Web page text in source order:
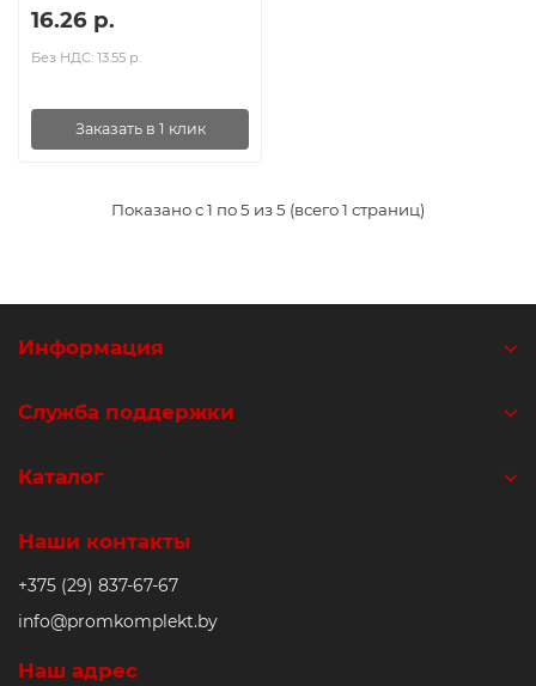
16.26 р.
Без НДС: 13.55 р.
Заказать в 1 клик
Показано с 1 по 5 из 5 (всего 1 страниц)
Информация
Служба поддержки
Каталог
Наши контакты
+375 (29) 837-67-67
info@promkomplekt.by
Наш адрес